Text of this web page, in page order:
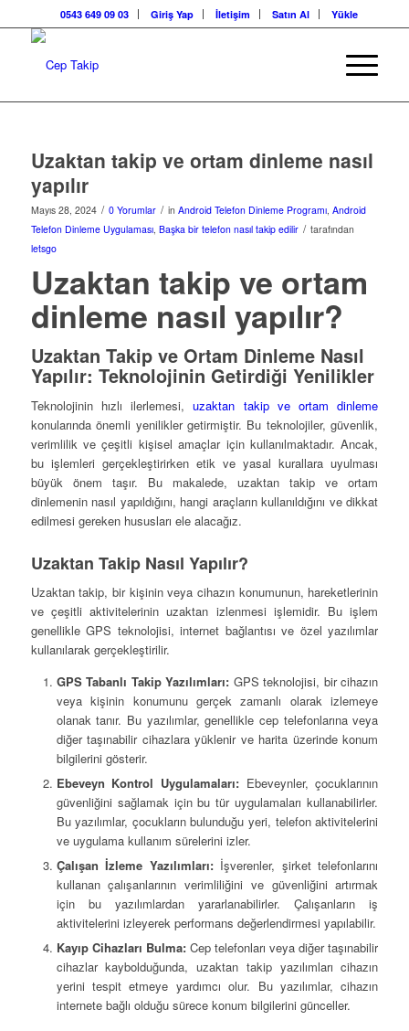
0543 649 09 03 Giriş Yap İletişim Satın Al Yükle
Uzaktan takip ve ortam dinleme nasıl
yapılır
Mayıs 28, 2024 / 0 Yorumlar / in Android Telefon Dinleme Programı, Android
Telefon Dinleme Uygulaması, Başka bir telefon nasıl takip edilir / tarafından
letsgo
Uzaktan takip ve ortam
dinleme nasıl yapılır?
Uzaktan Takip ve Ortam Dinleme Nasıl
Yapılır: Teknolojinin Getirdiği Yenilikler
Teknolojinin hızlı ilerlemesi,uzaktan takip ve ortam dinleme
konularında önemli yenilikler getirmiştir. Bu teknolojiler, güvenlik,
verimlilik ve çeşitli kişisel amaçlar için kullanılmaktadır. Ancak,
bu işlemleri gerçekleştirirken etik ve yasal kurallara uyulması
büyük önem taşır. Bu makalede, uzaktan takip ve ortam
dinlemenin nasıl yapıldığını, hangi araçların kullanıldığını ve dikkat
edilmesi gereken hususları ele alacağız.
Uzaktan Takip Nasıl Yapılır?
Uzaktan takip, bir kişinin veya cihazın konumunun, hareketlerinin
ve çeşitli aktivitelerinin uzaktan izlenmesi işlemidir. Bu işlem
genellikle GPS teknolojisi, internet bağlantısı ve özel yazılımlar
kullanılarak gerçekleştirilir.
GPS Tabanlı Takip Yazılımları: GPS teknolojisi, bir cihazın
veya kişinin konumunu gerçek zamanlı olarak izlemeye
olanak tanır. Bu yazılımlar, genellikle cep telefonlarına veya
diğer taşınabilir cihazlara yüklenir ve harita üzerinde konum
bilgilerini gösterir.
Ebeveyn Kontrol Uygulamaları: Ebeveynler, çocuklarının
güvenliğini sağlamak için bu tür uygulamaları kullanabilirler.
Bu yazılımlar, çocukların bulunduğu yeri, telefon aktivitelerini
ve uygulama kullanım sürelerini izler.
Çalışan İzleme Yazılımları:İşverenler, şirket telefonlarını
kullanan çalışanlarının verimliliğini ve güvenliğini artırmak
için bu yazılımlardan yararlanabilirler. Çalışanların iş
aktivitelerini izleyerek performans değerlendirmesi yapılabilir.
Kayıp Cihazları Bulma:Cep telefonları veya diğer taşınabilir
cihazlar kaybolduğunda, uzaktan takip yazılımları cihazın
yerini tespit etmeye yardımcı olur. Bu yazılımlar, cihazın
internete bağlı olduğu sürece konum bilgilerini günceller.